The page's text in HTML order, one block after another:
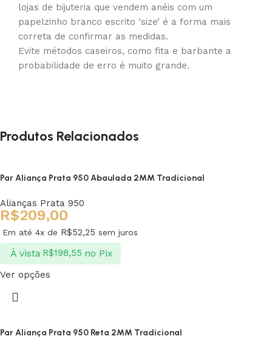
lojas de bijuteria que vendem anéis com um
papelzinho branco escrito ‘size’ é a forma mais
correta de confirmar as medidas.
Evite métodos caseiros, como fita e barbante a
probabilidade de erro é muito grande.
Produtos Relacionados
Par Aliança Prata 950 Abaulada 2MM Tradicional
Alianças Prata 950
R$209,00
Em até 4x de R$52,25 sem juros
À vista R$198,55 no Pix
Ver opções
Par Aliança Prata 950 Reta 2MM Tradicional